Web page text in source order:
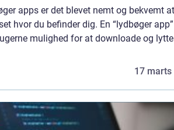
apps er det blevet nemt og bekvemt
hvor du befinder dig. En “lydbøger
mulighed for at downloade og
17 marts